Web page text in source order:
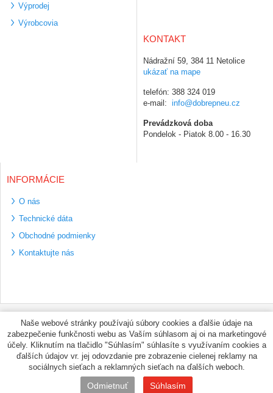
Výprodej
Výrobcovia
KONTAKT
Nádražní 59, 384 11 Netolice
ukázať na mape
telefón: 388 324 019
e-mail: info@dobrepneu.cz
Prevádzková doba
Pondelok - Piatok 8.00 - 16.30
INFORMÁCIE
O nás
Technické dáta
Obchodné podmienky
Kontaktujte nás
Bezpečné platební
metody
Využíváme zasílání
PPL
© PNEUMAX.SK 2026 by
Naše webové stránky používajú súbory cookies a ďalšie údaje na
zabezpečenie funkčnosti webu as Vaším súhlasom aj oi na marketingové
účely. Kliknutím na tlačidlo "Súhlasím" súhlasíte s využívaním cookies a
ďalších údajov vr. jej odovzdanie pre zobrazenie cielenej reklamy na
sociálnych sieťach a reklamných sieťach na ďalších weboch.
Odmietnuť Súhlasím